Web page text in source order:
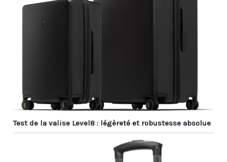
Test de la valise Level8 : légèreté et robustesse absolue